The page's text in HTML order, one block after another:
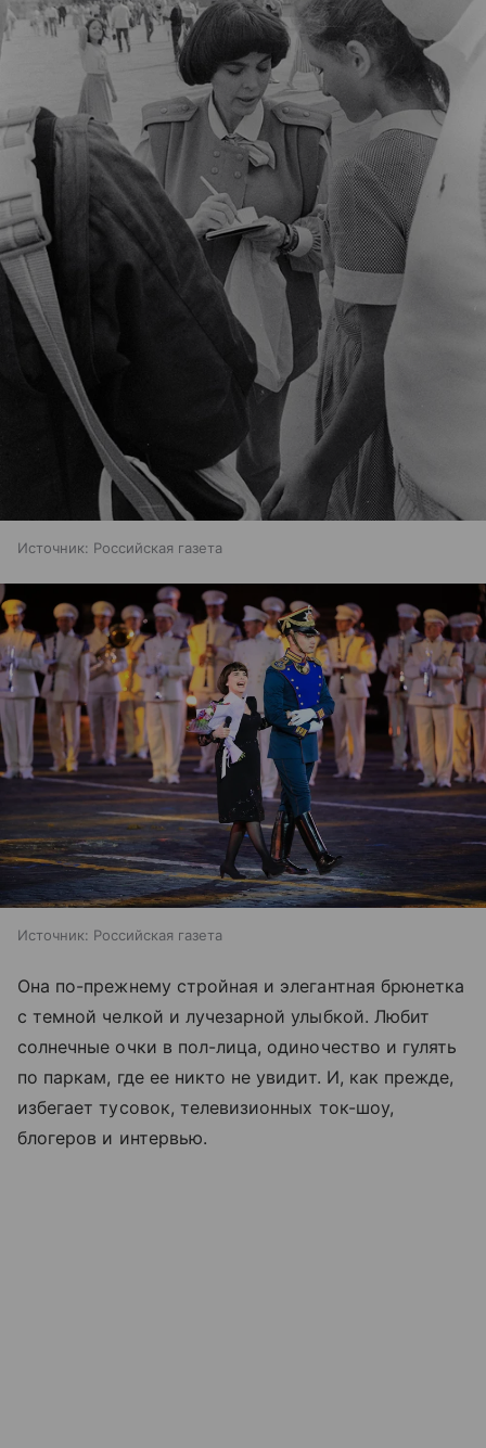
Источник: Российская газета
Источник: Российская газета
Она по-прежнему стройная и элегантная брюнетка
с темной челкой и лучезарной улыбкой. Любит
солнечные очки в пол-лица, одиночество и гулять
по паркам, где ее никто не увидит. И, как прежде,
избегает тусовок, телевизионных ток-шоу,
блогеров и интервью.